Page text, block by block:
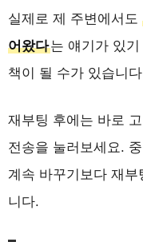
실제로 제 주변에서도
어왔다는 얘기가 있
책이 될 수가 있습니
재부팅 후에는 바로
전송을 눌러보세요.
계속 바꾸기보다 재
니다.